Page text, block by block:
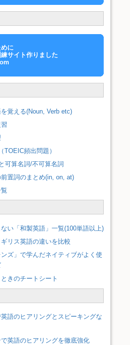
に
サイト作りました
覚える(Noun, Verb etc)
TOEIC頻出問題）
可算名詞/不可算名詞
置詞のまとめ(in, on, at)
い「和製英語」一覧(100単語以上)
リス英語の違いを比較
ズ」で学んだネイティブがよく使
きのチートシート
語のヒアリングとスピーキングな
英語のヒアリングを徹底強化